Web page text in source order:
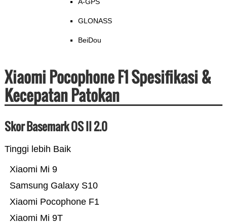
GLONASS
BeiDou
Xiaomi Pocophone F1 Spesifikasi &
Kecepatan Patokan
Skor Basemark OS II 2.0
Tinggi lebih Baik
Xiaomi Mi 9T
Xiaomi Pocophone F1
Samsung Galaxy S10
Xiaomi Mi 9